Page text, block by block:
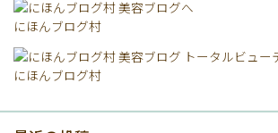
にほんブログ村
にほんブログ村